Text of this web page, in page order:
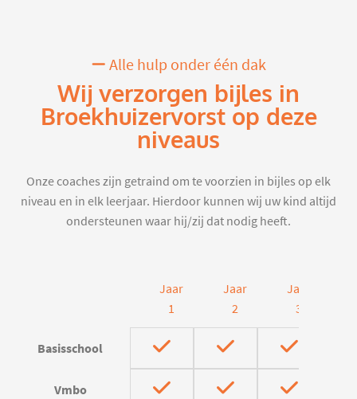
Alle hulp onder één dak
Wij verzorgen bijles in
Broekhuizervorst op deze
niveaus
Onze coaches zijn getraind om te voorzien in bijles op elk
niveau en in elk leerjaar. Hierdoor kunnen wij uw kind altijd
ondersteunen waar hij/zij dat nodig heeft.
Jaar
1
Jaar
2
Jaar
3
Basisschool
Vmbo